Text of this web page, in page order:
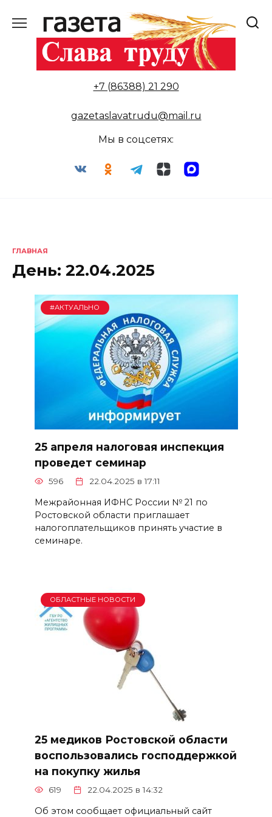
содержанию
+7 (86388) 21 290
gazetaslavatrudu@mail.ru
Мы в соцсетях:
ГЛАВНАЯ
День: 22.04.2025
#АКТУАЛЬНО
25 апреля налоговая инспекция
проведет семинар
596 22.04.2025 в 17:11
Межрайонная ИФНС России № 21 по
Ростовской области приглашает
налогоплательщиков принять участие в
семинаре.
ОБЛАСТНЫЕ НОВОСТИ
25 медиков Ростовской области
воспользовались господдержкой
на покупку жилья
619 22.04.2025 в 14:32
Об этом сообщает официальный сайт